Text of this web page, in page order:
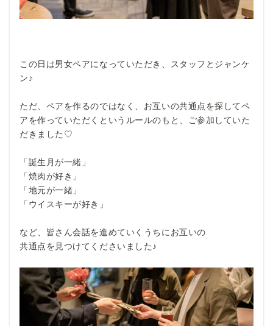
この日は男女ペアになっていただき、スタッフとジャンケ
ン♪
ただ、ペアを作るのではなく、お互いの共通点を探してペ
アを作っていただくというルールのもと、ご参加していた
だきました♡
「誕生月が一緒」
「焼肉が好き」
「地元が一緒」
「ウイスキーが好き」
など、皆さん会話を進めていくうちにお互いの
共通点を見つけてくださいました♪